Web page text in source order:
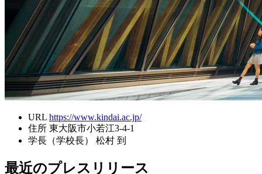
URL https://www.kindai.ac.jp/
住所 東大阪市小若江3-4-1
学長（学校長）
松村 到
最近のプレスリリース